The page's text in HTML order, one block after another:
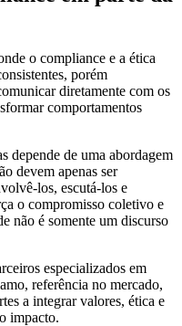
o compliance e a ética
porém
diretamente com os
comportamentos
depende de uma abordagem
devem apenas ser
los, escutá-los e
o compromisso coletivo e
não é somente um discurso
especializados em
referência no mercado,
a integrar valores, ética e
impacto.